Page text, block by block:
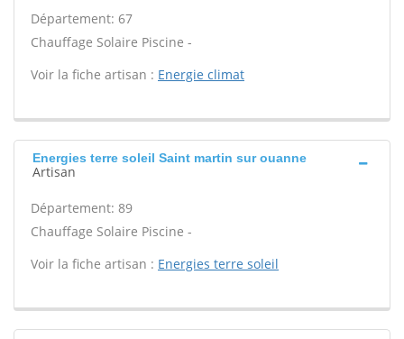
Département: 67
Chauffage Solaire Piscine -
Voir la fiche artisan : Energie climat
Energies terre soleil Saint martin sur ouanne
Artisan
Département: 89
Chauffage Solaire Piscine -
Voir la fiche artisan : Energies terre soleil